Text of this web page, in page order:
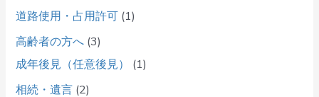
道路使用・占用許可(1)
高齢者の方へ(3)
成年後見（任意後見）
(1)
相続・遺言(2)